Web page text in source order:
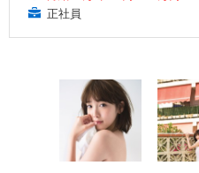
正社員